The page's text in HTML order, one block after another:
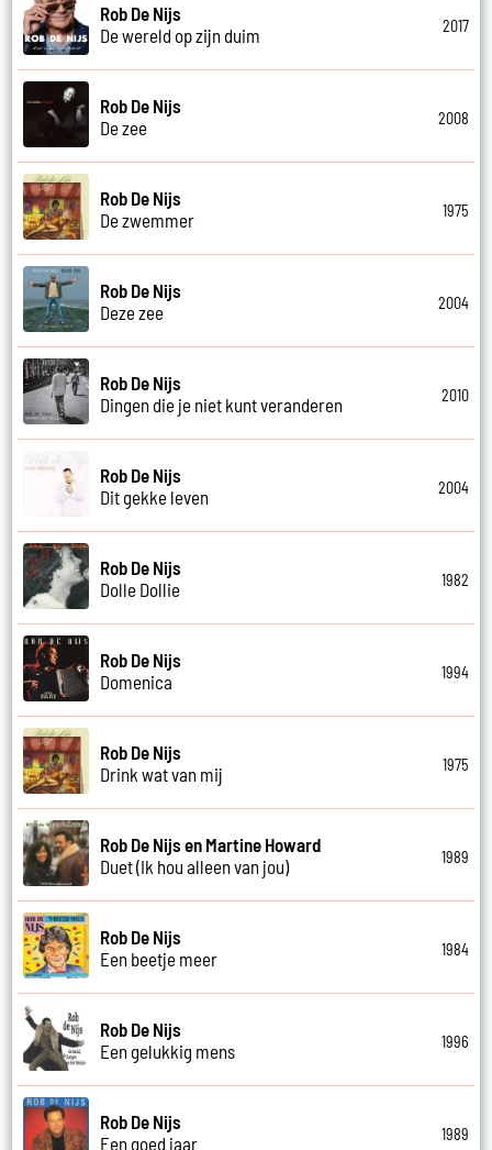
Rob De Nijs
De wereld op zijn duim
2017
Rob De Nijs
De zee
2008
Rob De Nijs
De zwemmer
1975
Rob De Nijs
Deze zee
2004
Rob De Nijs
Dingen die je niet kunt veranderen
2010
Rob De Nijs
Dit gekke leven
2004
Rob De Nijs
Dolle Dollie
1982
Rob De Nijs
Domenica
1994
Rob De Nijs
Drink wat van mij
1975
Rob De Nijs en Martine Howard
Duet (Ik hou alleen van jou)
1989
Rob De Nijs
Een beetje meer
1984
Rob De Nijs
Een gelukkig mens
1996
Rob De Nijs
Een goed jaar
1989